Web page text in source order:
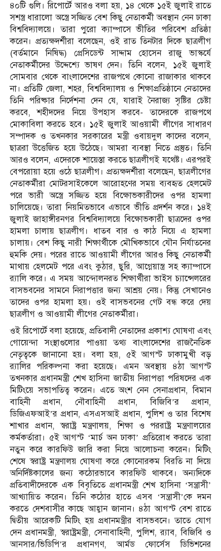
৪০টি গুলি। রিপোর্টে আরও বলা হয়, ১৪ থেকে ১৫ই জুলাই রাতে
সশস্ত্র ধারালো অস্ত্রে সজ্জিত বেশ কিছু নেতাকর্মী অবস্থান নেন ঢাকা
বিশ্ববিদ্যালয়ে। তারা পুরো ক্যাম্পাসে ভীতির পরিবেশ প্রতিষ্ঠা
করেন। প্রত্যক্ষদর্শীরা বলেছেন, ওই রাত তিনটার দিকে ছাত্রলীগ
(বর্তমানে নিষিদ্ধ) প্রেসিডেন্ট সাদ্দাম হোসেন রাজু ভাস্কর্যে
নেতাকর্মীদের উদ্দেশ্যে ভাষণ দেন। তিনি বলেন, ১৫ই জুলাই
সোমবার থেকে বাংলাদেশের রাজপথে কোনো রাজাকার থাকবে
না। প্রতিটি জেলা, শহর, বিশ্ববিদ্যালয় ও শিক্ষাপ্রতিষ্ঠানে নেতাদের
তিনি পরিষ্কার নির্দেশনা দেন যে, যারাই নৈরাজ্য সৃষ্টির চেষ্টা
করবে, শহীদদের নিয়ে উপহাস করবে- তাদেরকে রাজপথে
মোকাবিলা করতে হবে। ১৫ই জুলাই আওয়ামী লীগের সাধারণ
সম্পাদক ও তখনকার সরকারের মন্ত্রী ওবায়দুল কাদের বলেন,
ছাত্ররা উত্তেজিত হয়ে উঠেছে। আমরা ব্যবস্থা নিতে প্রস্তুত। তিনি
আরও বলেন, এদেরকে শায়েস্তা করতে ছাত্রলীগই যথেষ্ট। এরপরই
বেপরোয়া হয়ে ওঠে ছাত্রলীগ। প্রত্যক্ষদর্শীরা বলেছেন, ছাত্রলীগের
নেতাকর্মীরা মোটরসাইকেলে আরোহণের সময় ব্যবহৃত হেলমেট
পরে ভারী অস্ত্রে সজ্জিত হয়ে বিক্ষোভকারীদের ওপর হামলা
চালিয়েছে। তারা নিয়মিতভাবে এভাবে ভীতি প্রদর্শন করে। ১৪ই
জুলাই জাহাঙ্গীরনগর বিশ্ববিদ্যালয়ে বিক্ষোভকারী ছাত্রদের ওপর
হামলা চালায় ছাত্রলীগ। ধাতব বার ও কাঠ নিয়ে এ হামলা
চালায়। বেশ কিছু নারী শিক্ষার্থীকে মৌখিকভাবে যৌন নির্যাতনের
হুমকি দেয়। পরের রাতে আওয়ামী লীগের আরও কিছু নেতাকর্মী
মাথায় হেলমেট পরে এবং কুঠার, ছুরি, আগ্নেয়াস্ত্র সহ ক্যাম্পাসে
র‌্যালি করে। এ সময় আন্দোলনরত শিক্ষার্থীরা ভাইস চ্যান্সেলরের
বাসভবনের সামনে নিরাপত্তার জন্য আশ্রয় নেয়। কিন্তু সেখানেও
তাদের ওপর হামলা হয়। ওই বাসভবনের গেট বন্ধ করে দেয়
ছাত্রলীগ ও আওয়ামী লীগের নেতাকর্মীরা।
ওই রিপোর্টে বলা হয়েছে, প্রতিবাদী নেতাদের প্রকাশ্য ঘোষণা এবং
গোয়েন্দা সংস্থাগুলোর পাওয়া তথ্য বাংলাদেশের রাজনৈতিক
নেতৃত্বকে জানানো হয়। বলা হয়, ৫ই আগস্ট ঢাকামুখী বড়
র‌্যালির পরিকল্পনা করা হয়েছে। এমন অবস্থায় ৪ঠা আগস্ট
তখনকার প্রধানমন্ত্রী শেখ হাসিনা জাতীয় নিরাপত্তা পরিষদের এক
মিটিংয়ে সভাপতিত্ব করেন। এতে অংশ নেন সেনাপ্রধান, বিমান
বাহিনী প্রধান, নৌবাহিনী প্রধান, বিজিবি’র প্রধান,
ডিজিএফআই’র প্রধান, এসএসআই প্রধান, পুলিশ ও তার বিশেষ
শাখার প্রধান, স্বরাষ্ট্র মন্ত্রণালয়, শিক্ষা ও পররাষ্ট্র মন্ত্রণালয়ের
কর্মকর্তারা। ৫ই আগস্ট ‘মার্চ অন ঢাকা’ প্রতিরোধ করতে তারা
নতুন করে কারফিউ জারি করা নিয়ে আলোচনা করেন। মিটিং
শেষে স্বরাষ্ট্র মন্ত্রণালয় ঘোষণা করে কোনোরকম বিরতি না দিয়ে
অনির্দিষ্টকালের জন্য কঠোরভাবে কারফিউ থাকবে। অন্যদিকে
প্রতিবাদীদেরকে এক বিবৃতিতে প্রধানমন্ত্রী শেখ হাসিনা ‘সন্ত্রাসী’
আখ্যায়িত করেন। তিনি কঠোর হাতে এসব ‘সন্ত্রাসী’কে দমন
করতে দেশবাসীর কাছে আহ্বান জানান। ৪ঠা আগস্ট বেশ রাতে
দ্বিতীয় আরেকটি মিটিং হয় প্রধানমন্ত্রীর বাসভবনে। তাতে যোগ
দেন প্রধানমন্ত্রী, স্বরাষ্ট্রমন্ত্রী, সেনাবাহিনী, পুলিশ, র‌্যাব, বিজিবি ও
আনসার/ভিডিপি’র প্রধানগণ, আর্মড ফোর্সেস ডিভিশনের